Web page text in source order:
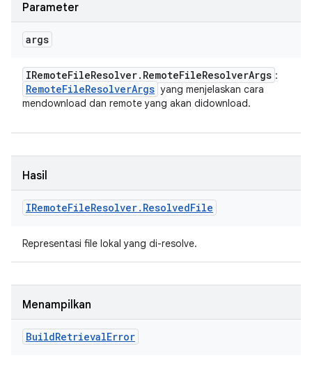
Parameter
args
IRemoteFileResolver. RemoteFileResolverArgs :
RemoteFileResolverArgs yang menjelaskan cara
mendownload dan remote yang akan didownload.
Hasil
IRemoteFileResolver. ResolvedFile
Representasi file lokal yang di-resolve.
Menampilkan
BuildRetrievalError